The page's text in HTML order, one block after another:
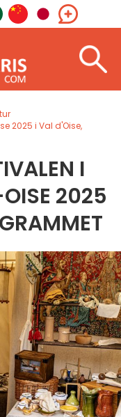
2025 i Val d'Oise,
I
2025